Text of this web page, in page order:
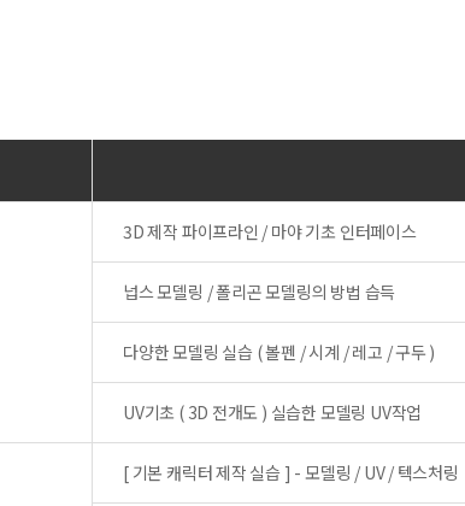
3D 제작 파이프라인 / 마야 기초 인터페이스
넙스 모델링 / 폴리곤 모델링의 방법 습득
다양한 모델링 실습 ( 볼펜 / 시계 / 레고 / 구두 )
UV기초 ( 3D 전개도 ) 실습한 모델링 UV작업
[ 기본 캐릭터 제작 실습 ] - 모델링 / UV / 텍스처링